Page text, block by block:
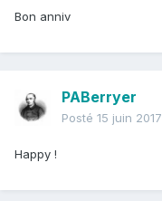
Bon anniv
PABerryer
Posté 15 juin 2017
Happy !